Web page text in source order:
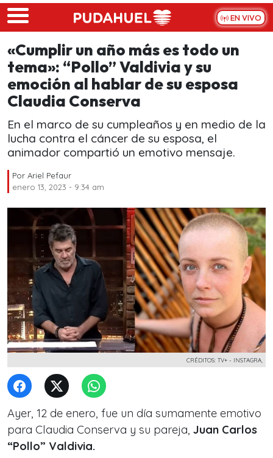
Skip to main content
EN VIVO
«Cumplir un año más es todo un
tema»: “Pollo” Valdivia y su
emoción al hablar de su esposa
Claudia Conserva
En el marco de su cumpleaños y en medio de la
lucha contra el cáncer de su esposa, el
animador compartió un emotivo mensaje.
Por Ariel Pefaur
enero 13, 2023 - 9:34 am
CRÉDITOS: TV+ - INSTAGRA,
Ayer, 12 de enero, fue un día sumamente emotivo
para Claudia Conserva y su pareja, Juan Carlos
“Pollo” Valdivia.